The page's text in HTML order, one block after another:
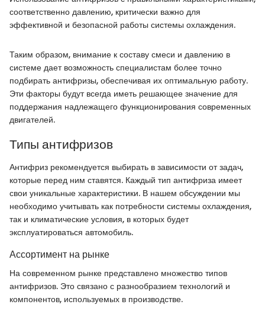
соответственно давлению, критически важно для
эффективной и безопасной работы системы охлаждения.
Таким образом, внимание к составу смеси и давлению в
системе дает возможность специалистам более точно
подбирать антифризы, обеспечивая их оптимальную работу.
Эти факторы будут всегда иметь решающее значение для
поддержания надлежащего функционирования современных
двигателей.
Типы антифризов
Антифриз рекомендуется выбирать в зависимости от задач,
которые перед ним ставятся. Каждый тип антифриза имеет
свои уникальные характеристики. В нашем обсуждении мы
необходимо учитывать как потребности системы охлаждения,
так и климатические условия, в которых будет
эксплуатироваться автомобиль.
Ассортимент на рынке
На современном рынке представлено множество типов
антифризов. Это связано с разнообразием технологий и
компонентов, используемых в производстве.